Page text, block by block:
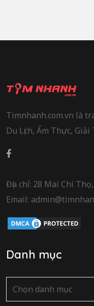
Timnhanh.com.vn là
Du Lịch, Ẩm Thực,
Địa chỉ: 28 Mai Chí Thọ,
Email:
Danh mục
Danh
mục